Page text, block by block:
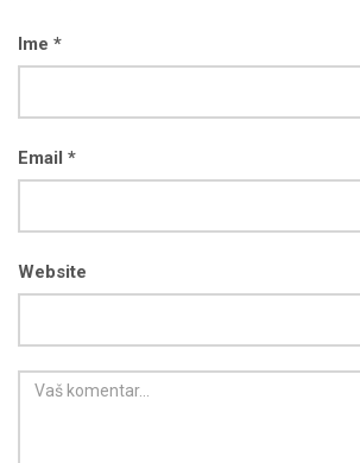
Ime *
Email *
Website